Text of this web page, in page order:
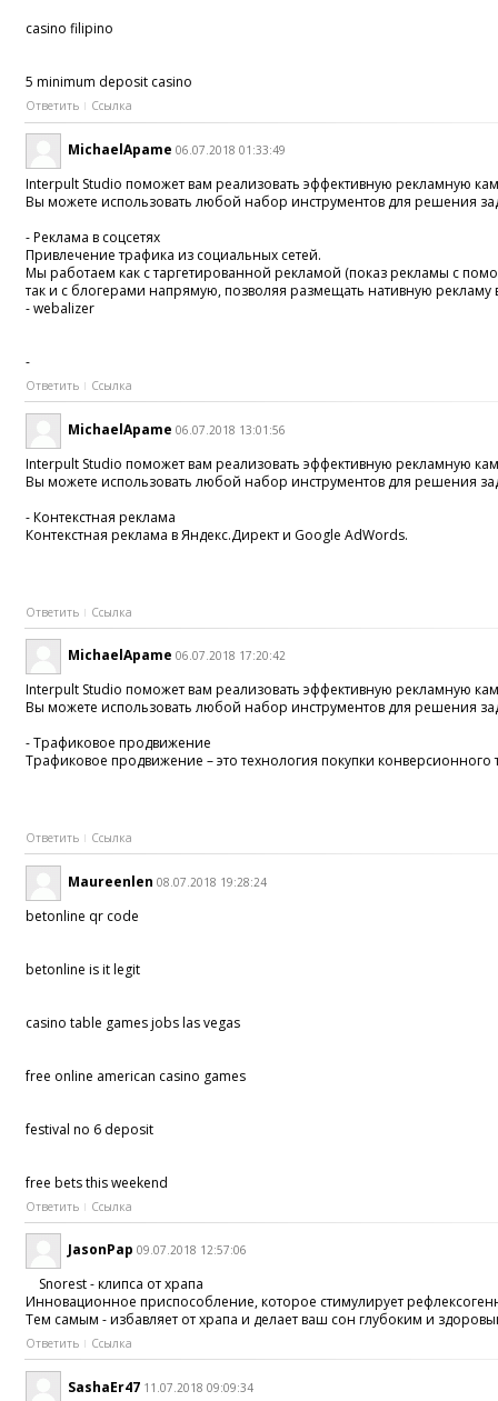
casino filipino
5 minimum deposit casino
Ответить Ссылка
MichaelApame 06.07.2018 01:33:49
Interpult Studio поможет вам реализовать эффективную рекламную
Вы можете использовать любой набор инструментов для решения
- Реклама в соцсетях
Привлечение трафика из социальных сетей.
Мы работаем как с таргетированной рекламой (показ рекламы с
так и с блогерами напрямую, позволяя размещать нативную рекламу
- webalizer
-
Ответить Ссылка
MichaelApame 06.07.2018 13:01:56
Interpult Studio поможет вам реализовать эффективную рекламную
Вы можете использовать любой набор инструментов для решения
- Контекстная реклама
Контекстная реклама в Яндекс.Директ и Google AdWords.
Ответить Ссылка
MichaelApame 06.07.2018 17:20:42
Interpult Studio поможет вам реализовать эффективную рекламную
Вы можете использовать любой набор инструментов для решения
- Трафиковое продвижение
Трафиковое продвижение – это технология покупки
Ответить Ссылка
Maureenlen 08.07.2018 19:28:24
betonline qr code
betonline is it legit
casino table games jobs las vegas
free online american casino games
festival no 6 deposit
free bets this weekend
Ответить Ссылка
JasonPap 09.07.2018 12:57:06
Snorest - клипса от храпа
Инновационное приспособление, которое стимулирует
Тем самым - избавляет от храпа и делает ваш сон глубоким и
Ответить Ссылка
SashaEr47 11.07.2018 09:09:34